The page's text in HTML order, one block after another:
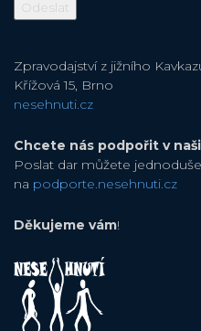
Zpravodajství z jižního
Křížová 15, Brno
nesehnuti.cz
Chcete nás podpořit v
Poslat dar můžete
na podporte.nesehnuti.cz
Děkujeme vám!